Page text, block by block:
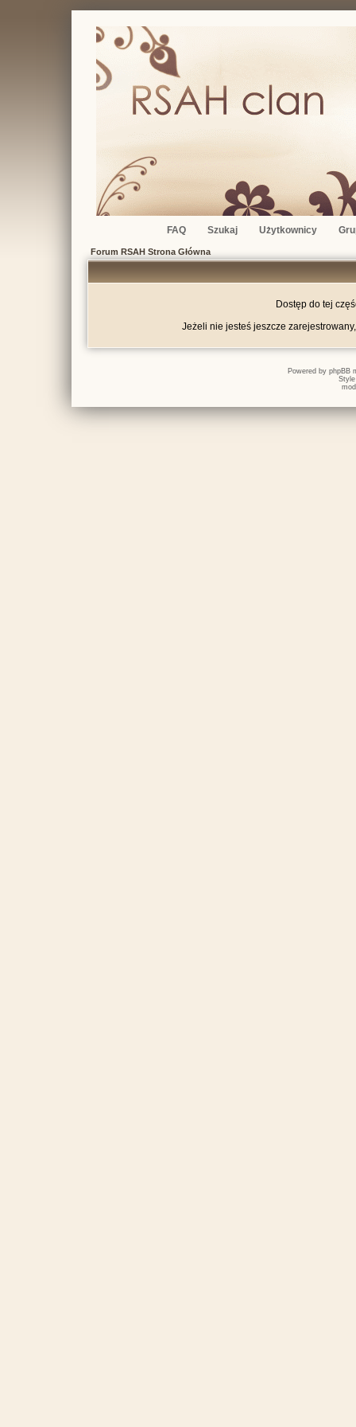
FAQ Szukaj Użytkownicy
Forum RSAH Strona Główna
Dostęp do tej
Jeżeli nie jesteś jeszcze
Powered by phpBB